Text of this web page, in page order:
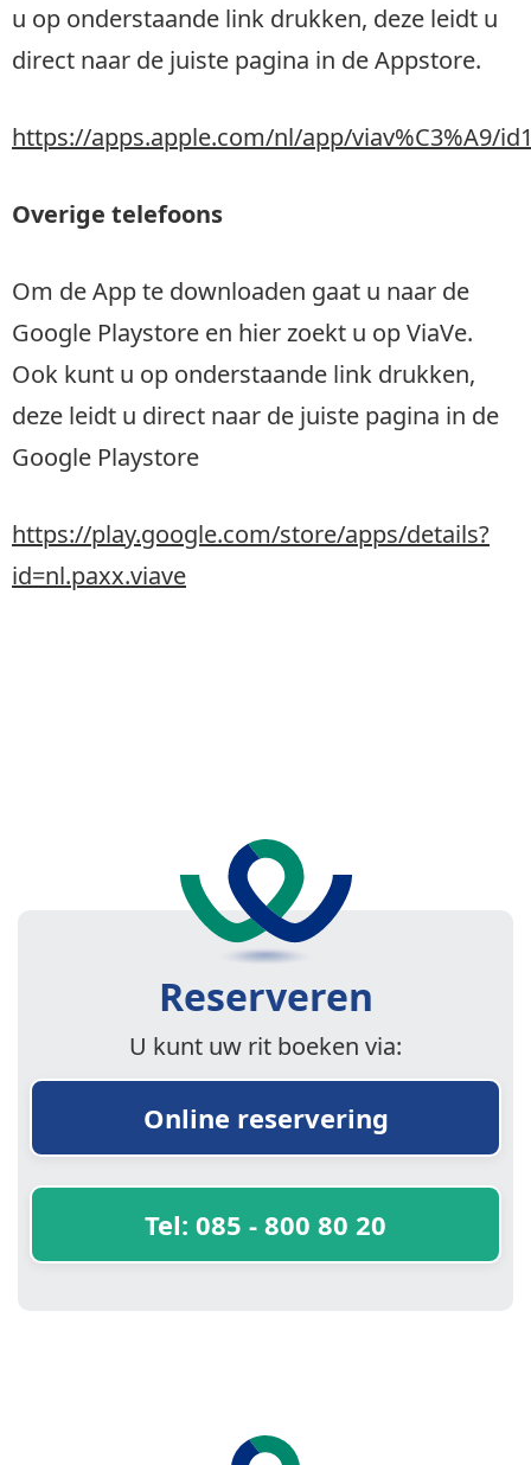
u op onderstaande link drukken, deze leidt u
direct naar de juiste pagina in de Appstore.
https://apps.apple.com/nl/app/viav%C3%A9/
Overige telefoons
Om de App te downloaden gaat u naar de
Google Playstore en hier zoekt u op ViaVe.
Ook kunt u op onderstaande link drukken,
deze leidt u direct naar de juiste pagina in de
Google Playstore
https://play.google.com/store/apps/details?
id=nl.paxx.viave
Reserveren
U kunt uw rit boeken via:
Online reservering
Tel: 085 - 800 80 20